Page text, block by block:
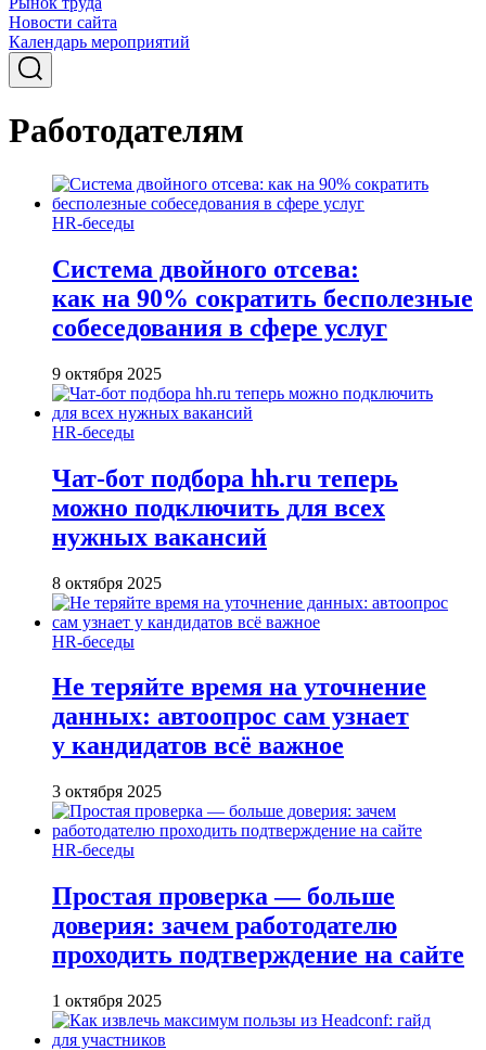
Новости сайта
Календарь мероприятий
Работодателям
HR-беседы
Система двойного отсева:
как на 90% сократить бесполезные
собеседования в сфере услуг
9 октября 2025
HR-беседы
Чат-бот подбора hh.ru теперь
можно подключить для всех
нужных вакансий
8 октября 2025
HR-беседы
Не теряйте время на уточнение
данных: автоопрос сам узнает
у кандидатов всё важное
3 октября 2025
HR-беседы
Простая проверка — больше
доверия: зачем работодателю
проходить подтверждение на сайте
1 октября 2025